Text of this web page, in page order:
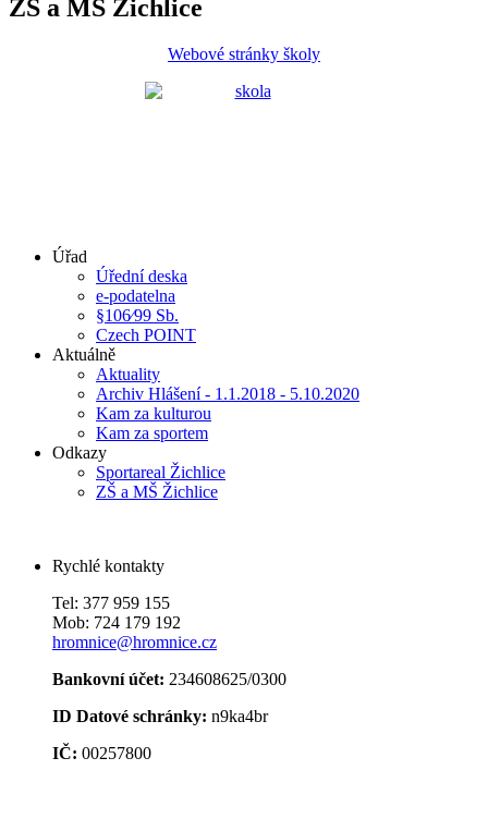
ZŠ a MŠ Žichlice
Webové stránky školy
Úřad
Úřední deska
e-podatelna
§106⁄99 Sb.
Czech POINT
Aktuálně
Aktuality
Archiv Hlášení - 1.1.2018 - 5.10.2020
Kam za kulturou
Kam za sportem
Odkazy
Sportareal Žichlice
ZŠ a MŠ Žichlice
Rychlé kontakty
Tel: 377 959 155
Mob: 724 179 192
hromnice@hromnice.cz
Bankovní účet: 234608625/0300
ID Datové schránky: n9ka4br
IČ: 00257800